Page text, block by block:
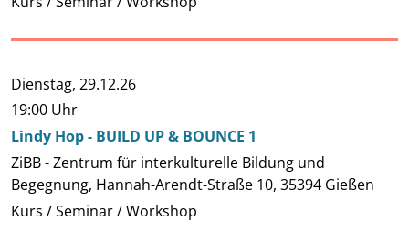
Dienstag, 29.12.26
19:00 Uhr
Lindy Hop - BUILD UP & BOUNCE 1
ZiBB - Zentrum für interkulturelle Bildung und
Begegnung, Hannah-Arendt-Straße 10, 35394 Gießen
Kurs / Seminar / Workshop